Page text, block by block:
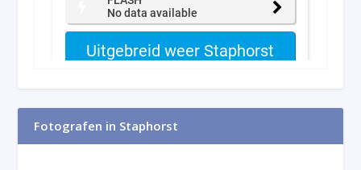
Fotografen in Staphorst